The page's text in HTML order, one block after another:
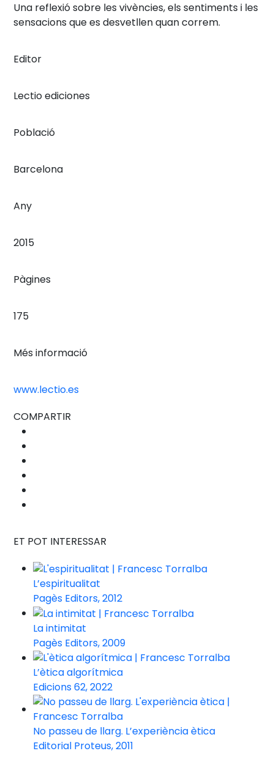
Una reflexió sobre les vivències, els sentiments i les
sensacions que es desvetllen quan correm.
Editor
Lectio ediciones
Població
Barcelona
Any
2015
Pàgines
175
Més informació
www.lectio.es
COMPARTIR
ET POT INTERESSAR
L’espiritualitat
Pagès Editors, 2012
La intimitat
Pagès Editors, 2009
L’ètica algorítmica
Edicions 62, 2022
No passeu de llarg. L’experiència ètica
Editorial Proteus, 2011